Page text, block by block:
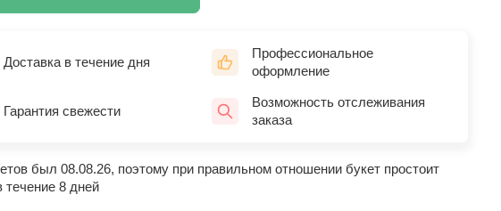
Доставка в течение дня
Профессиональное
оформление
Гарантия свежести
Возможность отслеживания
заказа
был 08.08.26, поэтому при правильном отношении букет простоит
течение 8 дней